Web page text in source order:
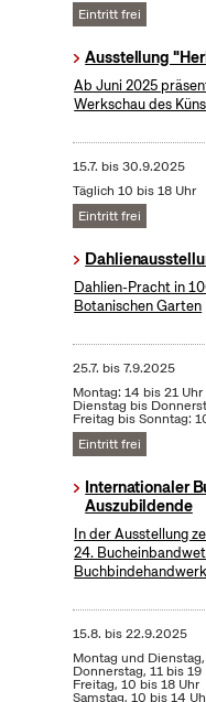
Eintritt frei
Ausstellung
Ab Juni 2025
Werkschau des
15.7. bis30.9.2025
Täglich 10 bis 18 Uhr
Eintritt frei
Dahlien-Pracht in
Botanischen Garten
25.7. bis7.9.2025
Montag: 14 bis 21 Uhr
Dienstag bis
Freitag bis Sonntag:
Eintritt frei
Internationaler
Auszubildende
In der Ausstellung
24.
15.8. bis22.9.2025
Montag und
Donnerstag, 11 bis 19
Freitag, 10 bis 18 Uhr
Samstag, 10 bis 14